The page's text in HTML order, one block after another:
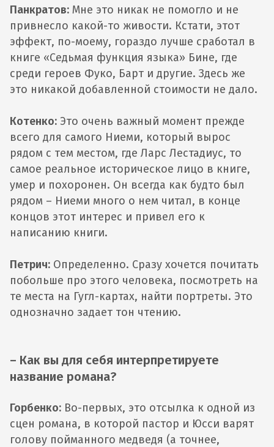
Панкратов: Мне это никак не помогло и не
привнесло какой-то живости. Кстати, этот
эффект, по-моему, гораздо лучше сработал в
книге «Седьмая функция языка» Бине, где
среди героев Фуко, Барт и другие. Здесь же
это никакой добавленной стоимости не дало.
Котенко: Это очень важный момент прежде
всего для самого Ниеми, который вырос
рядом с тем местом, где Ларс Лестадиус, то
самое реальное историческое лицо в книге,
умер и похоронен. Он всегда как будто был
рядом – Ниеми много о нем читал, в конце
концов этот интерес и привел его к
написанию книги.
Петрич: Определенно. Сразу хочется почитать
побольше про этого человека, посмотреть на
те места на Гугл-картах, найти портреты. Это
однозначно задает тон чтению.
– Как вы для себя интерпретируете
название романа?
Горбенко: Во-первых, это отсылка к одной из
сцен романа, в которой пастор и Юсси варят
голову пойманного медведя (а точнее,